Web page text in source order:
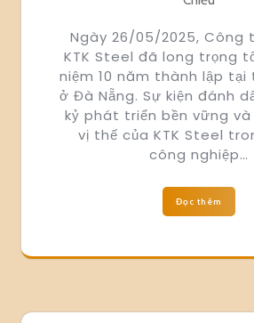
Ngày 26/05/2025, Công
KTK Steel đã long trọng
niệm 10 năm thành lập tại
ở Đà Nẵng. Sự kiện đánh
kỷ phát triển bền vững và
vị thế của KTK Steel
công nghiệp…
Đọc thêm